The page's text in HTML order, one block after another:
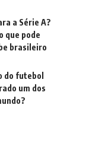
a Série A?
que pode
brasileiro
do futebol
um dos